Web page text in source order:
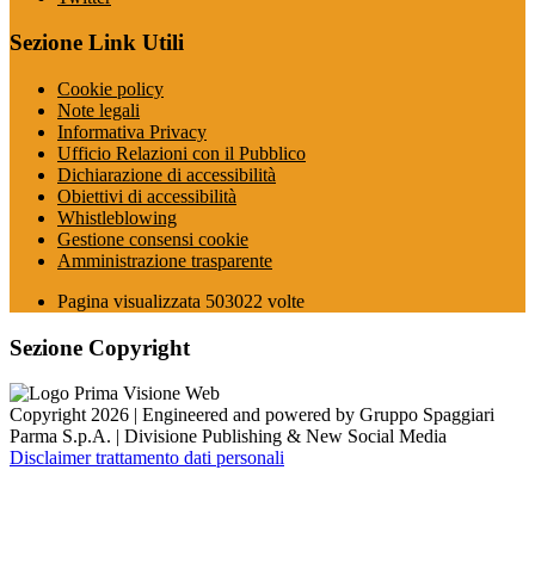
Sezione Link Utili
Cookie policy
Note legali
Informativa Privacy
Ufficio Relazioni con il Pubblico
Dichiarazione di accessibilità
Obiettivi di accessibilità
Whistleblowing
Gestione consensi cookie
Amministrazione trasparente
Pagina visualizzata 503022 volte
Sezione Copyright
Copyright 2026 | Engineered and powered by Gruppo Spaggiari
Parma S.p.A. | Divisione Publishing & New Social Media
Disclaimer trattamento dati personali